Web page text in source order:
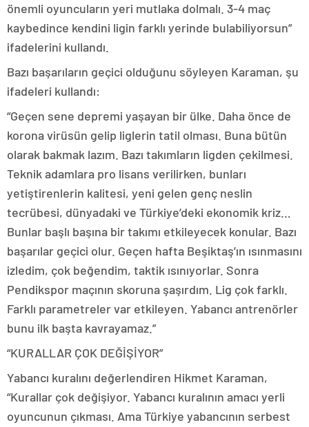
önemli oyuncuların yeri mutlaka dolmalı. 3-4 maç
kaybedince kendini ligin farklı yerinde bulabiliyorsun”
ifadelerini kullandı.
Bazı başarıların geçici olduğunu söyleyen Karaman, şu
ifadeleri kullandı:
“Geçen sene depremi yaşayan bir ülke. Daha önce de
korona virüsün gelip liglerin tatil olması. Buna bütün
olarak bakmak lazım. Bazı takımların ligden çekilmesi.
Teknik adamlara pro lisans verilirken, bunları
yetiştirenlerin kalitesi, yeni gelen genç neslin
tecrübesi, dünyadaki ve Türkiye’deki ekonomik kriz…
Bunlar başlı başına bir takımı etkileyecek konular. Bazı
başarılar geçici olur. Geçen hafta Beşiktaş’ın ısınmasını
izledim, çok beğendim, taktik ısınıyorlar. Sonra
Pendikspor maçının skoruna şaşırdım. Lig çok farklı.
Farklı parametreler var etkileyen. Yabancı antrenörler
bunu ilk başta kavrayamaz.”
“KURALLAR ÇOK DEĞİŞİYOR”
Yabancı kuralını değerlendiren Hikmet Karaman,
“Kurallar çok değişiyor. Yabancı kuralının amacı yerli
oyuncunun çıkması. Ama Türkiye yabancının serbest